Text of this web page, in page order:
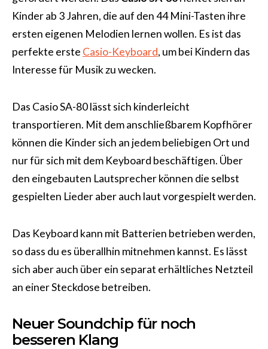
Kinder ab 3 Jahren, die auf den 44 Mini-Tasten ihre
ersten eigenen Melodien lernen wollen. Es ist das
perfekte erste Casio-Keyboard, um bei Kindern das
Interesse für Musik zu wecken.
Das Casio SA-80 lässt sich kinderleicht
transportieren. Mit dem anschließbarem Kopfhörer
können die Kinder sich an jedem beliebigen Ort und
nur für sich mit dem Keyboard beschäftigen. Über
den eingebauten Lautsprecher können die selbst
gespielten Lieder aber auch laut vorgespielt werden.
Das Keyboard kann mit Batterien betrieben werden,
so dass du es überallhin mitnehmen kannst. Es lässt
sich aber auch über ein separat erhältliches Netzteil
an einer Steckdose betreiben.
Neuer Soundchip für noch
besseren Klang